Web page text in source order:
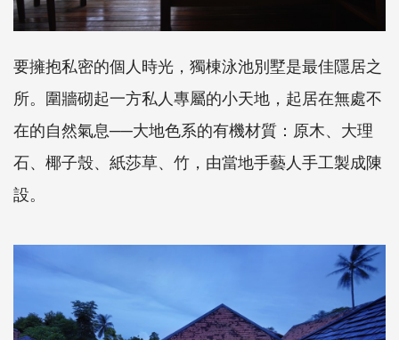
要擁抱私密的個人時光，獨棟泳池別墅是最佳隱居之
所。圍牆砌起一方私人專屬的小天地，起居在無處不
在的自然氣息──大地色系的有機材質：原木、大理
石、椰子殼、紙莎草、竹，由當地手藝人手工製成陳
設。